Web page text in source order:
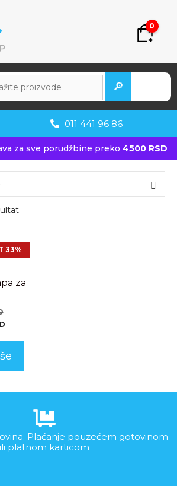
0
🔎
011 441 96 86
za sve porudžbine preko 4500 RSD
33%
za
Plaćanje pouzećem gotovinom
ili platnom karticom